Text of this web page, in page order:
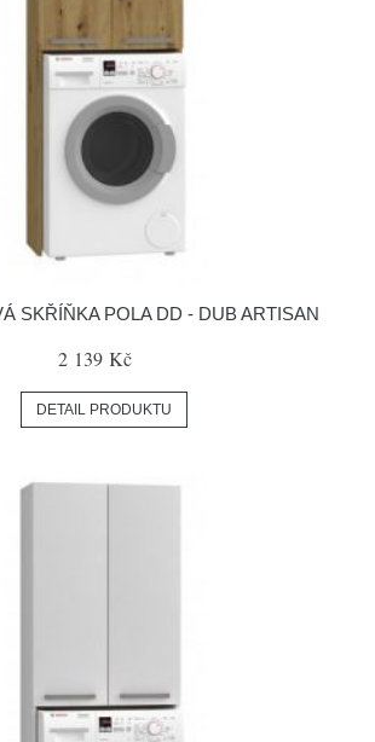
SKŘÍŇKA POLA DD - DUB ARTISAN
2 139 Kč
DETAIL PRODUKTU